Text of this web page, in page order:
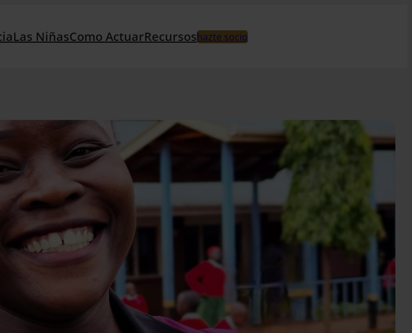
Las NiñasComo ActuarRecursoshazte socio